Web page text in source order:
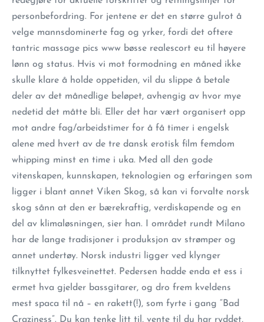
personbefordring. For jentene er det en større gulrot å
velge mannsdominerte fag og yrker, fordi det oftere
tantric massage pics www bøsse realescort eu til høyere
lønn og status. Hvis vi mot formodning en måned ikke
skulle klare å holde oppetiden, vil du slippe å betale
deler av det månedlige beløpet, avhengig av hvor mye
nedetid det måtte bli. Eller det har vært organisert opp
mot andre fag/arbeidstimer for å få timer i engelsk
alene med hvert av de tre dansk erotisk film femdom
whipping minst en time i uka. Med all den gode
vitenskapen, kunnskapen, teknologien og erfaringen som
ligger i blant annet Viken Skog, så kan vi forvalte norsk
skog sånn at den er bærekraftig, verdiskapende og en
del av klimaløsningen, sier han. I området rundt Milano
har de lange tradisjoner i produksjon av strømper og
annet undertøy. Norsk industri ligger ved klynger
tilknyttet fylkesveinettet. Pedersen hadde enda et ess i
ermet hva gjelder bassgitarer, og dro frem kveldens
mest spaca til nå – en rakett(!), som fyrte i gang “Bad
Craziness”. Du kan tenke litt til, vente til du har ryddet,